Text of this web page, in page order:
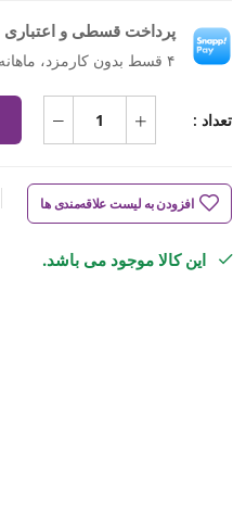
پرداخت قسطی و اعتباری
۴ قسط بدون کارمزد، ماهانه ۹۶۱٬۲۵۰ تومان
تعداد :
افزودن به لیست علاقه‌مندی ها
این کالا موجود می باشد.